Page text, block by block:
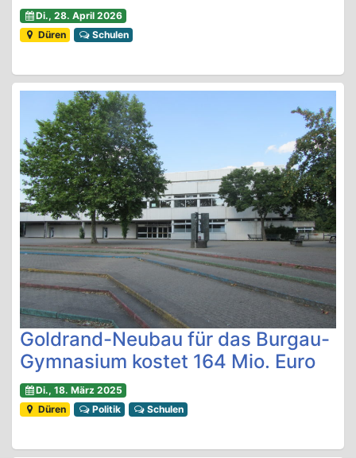
Di., 28. April 2026
Düren
Schulen
Goldrand-Neubau für das Burgau-
Gymnasium kostet 164 Mio. Euro
Di., 18. März 2025
Düren
Politik Schulen